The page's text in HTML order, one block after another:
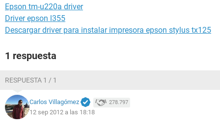
Epson tm-u220a driver
Driver epson l355
Descargar driver para instalar impresora epson stylus tx125
1 respuesta
RESPUESTA 1 / 1
Carlos Villagómez 278.797
12 sep 2012 a las 18:18